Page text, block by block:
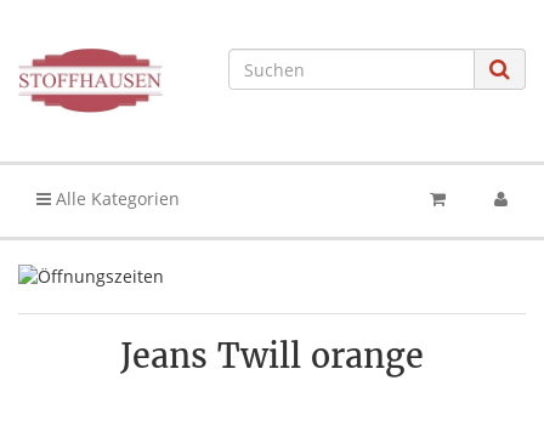
Alle Kategorien
Jeans Twill orange